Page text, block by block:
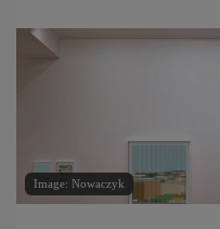
Image: Nowaczyk